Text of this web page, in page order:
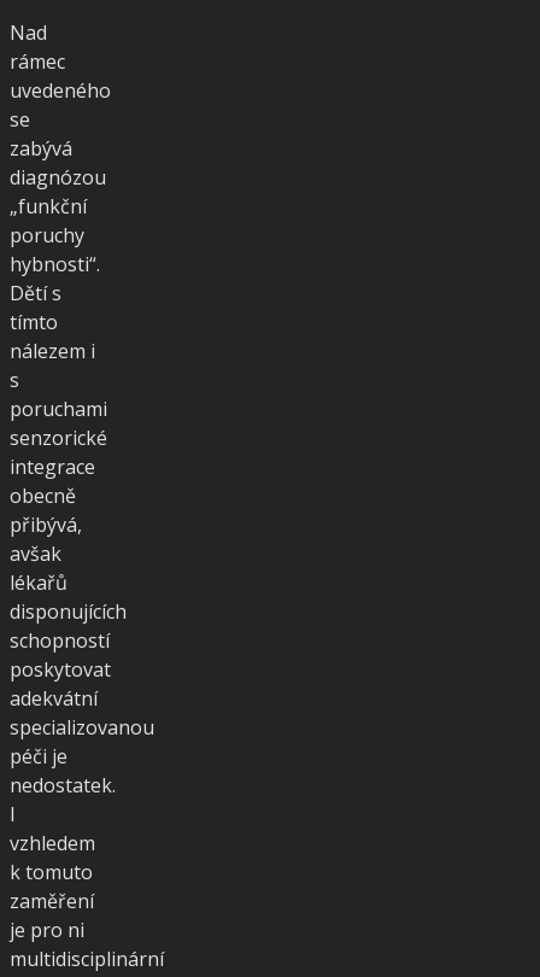
Nad
rámec
uvedeného
se
zabývá
diagnózou
„funkční
poruchy
hybnosti“.
Dětí s
tímto
nálezem i
s
poruchami
senzorické
integrace
obecně
přibývá,
avšak
lékařů
disponujících
schopností
poskytovat
adekvátní
specializovanou
péči je
nedostatek.
I
vzhledem
k tomuto
zaměření
je pro ni
multidisciplinární